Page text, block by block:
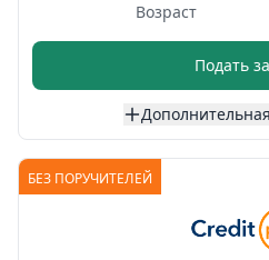
Возраст
Подать
БЕЗ ПОРУЧИТЕЛЕЙ